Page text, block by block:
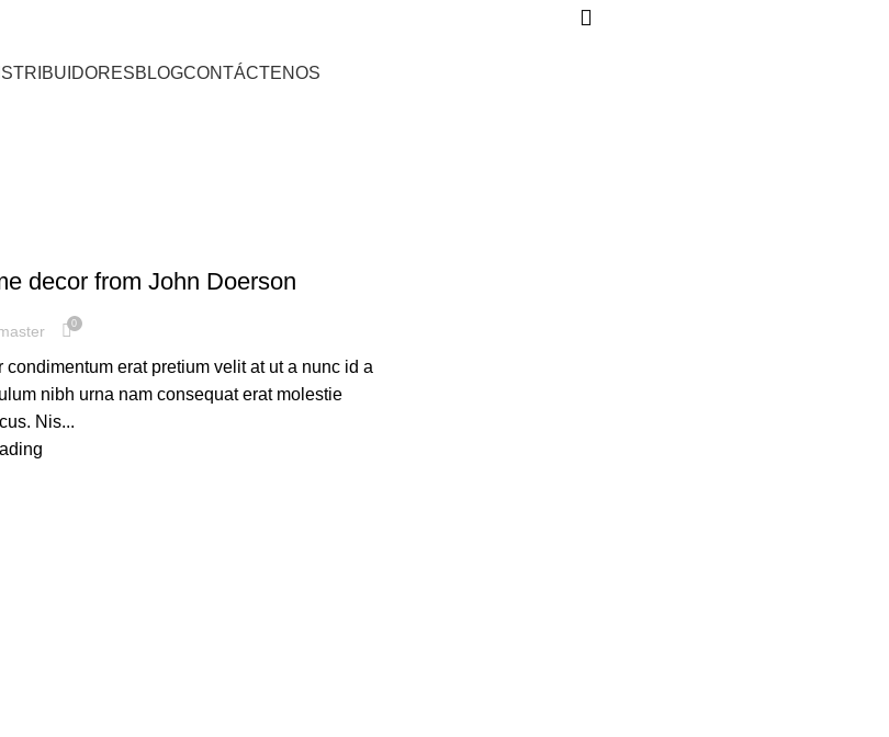
BLOGCONTÁCTENOS
decor from John Doerson
0
condimentum erat pretium velit at ut a nunc id a
nibh urna nam consequat erat molestie
Nis...